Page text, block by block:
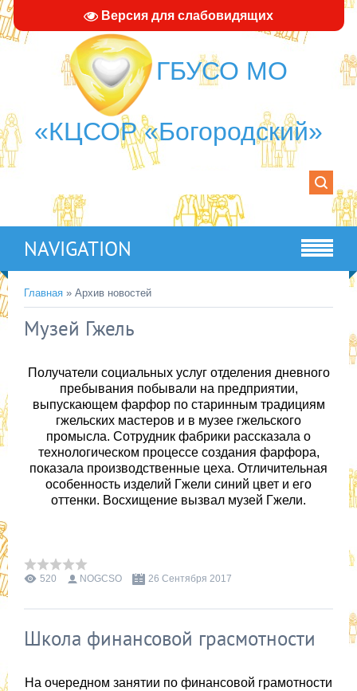
Версия для слабовидящих
ГБУСО МО
«КЦСОР «Богородский»
NAVIGATION
Главная » Архив новостей
Музей Гжель
Получатели социальных услуг отделения дневного
пребывания побывали на предприятии,
выпускающем фарфор по старинным традициям
гжельских мастеров и в музее гжельского
промысла. Сотрудник фабрики рассказала о
технологическом процессе создания фарфора,
показала производственные цеха. Отличительная
особенность изделий Гжели синий цвет и его
оттенки. Восхищение вызвал музей Гжели.
520 NOGCSO 26 Сентября 2017
Школа финансовой грасмотности
На очередном занятии по финансовой грамотности